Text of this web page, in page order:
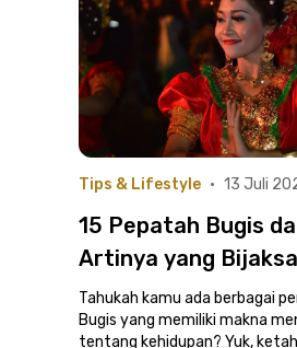
Tips & Lifestyle • 13 Juli
15 Pepatah Bugis
Artinya yang
untuk Kehidupan
Tahukah kamu ada berbagai
Bugis yang memiliki makna
tentang kehidupan? Yuk,